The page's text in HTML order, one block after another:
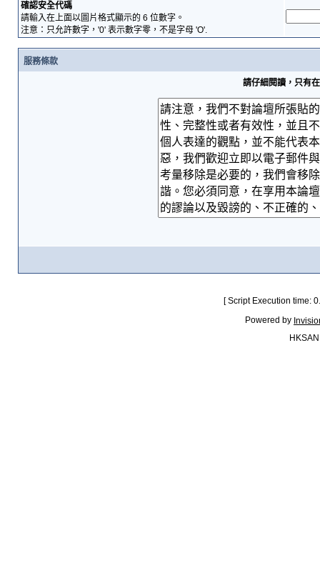
確認安全代碼
請輸入在上面以圖片格式顯示的 6 位數字。
注意：只允許數字，'0' 表示數字零，不是字母 'O'.
服務條款
請仔細閱讀，只有
[ Script Execution time:
Powered by